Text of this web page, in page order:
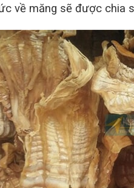
về măng sẽ được chia